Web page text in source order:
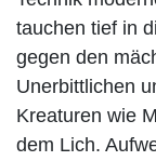
tauchen tief in
gegen den
Unerbittlichen
Kreaturen wie
dem Lich.